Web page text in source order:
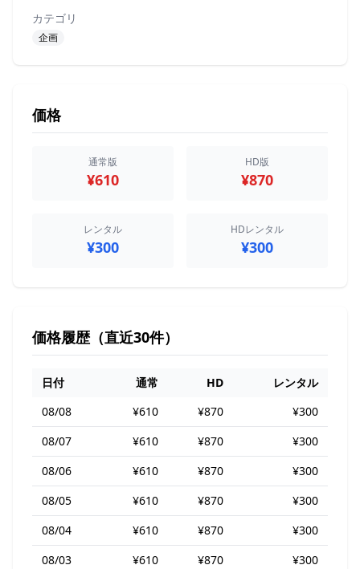
カテゴリ
企画
価格
通常版
¥610
HD版
¥870
レンタル
¥300
HDレンタル
¥300
価格履歴（直近30件）
日付 通常 HD
レンタル
08/08
¥610 ¥870
¥300
08/07
¥610 ¥870
¥300
08/06
¥610 ¥870
¥300
08/05
¥610 ¥870
¥300
08/04
¥610 ¥870
¥300
08/03
¥610 ¥870 ¥300